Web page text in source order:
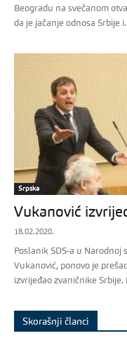
Beogradu na svečanom
da je jačanje odnosa Srbije
Srpska
Vukanović
18.02.2020.
Poslanik SDS-a u Narodnoj
Vukanović, ponovo je
izvrijeđao zvaničnike Srbije.
Skorašnji članci